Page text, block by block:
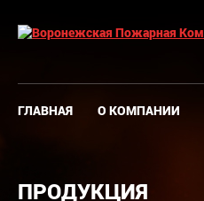
ГЛАВНАЯ О КОМПАНИИ
ПРОДУКЦИЯ